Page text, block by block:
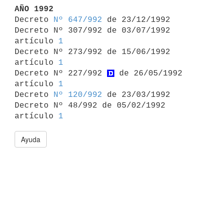
AÑO 1992
Decreto
Nº 647/992 de 23/12/1992
Decreto Nº 307/992 de 03/07/1992
artículo 1
Decreto Nº 273/992 de 15/06/1992
artículo 1
Decreto Nº 227/992
de 26/05/1992
artículo 1
Decreto
Nº 120/992 de 23/03/1992
Decreto Nº 48/992 de 05/02/1992
artículo 1
Ayuda